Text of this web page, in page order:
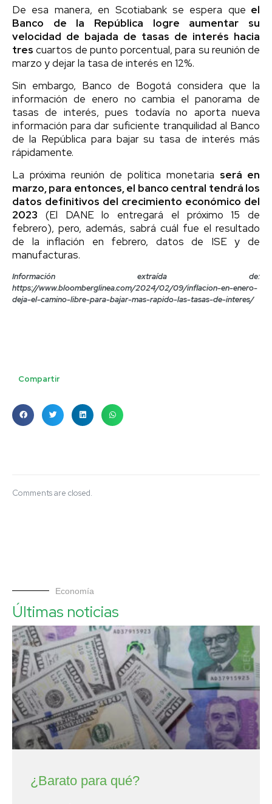
De esa manera, en Scotiabank se espera que el
Banco de la República logre aumentar su
velocidad de bajada de tasas de interés hacia
tres cuartos de punto porcentual, para su reunión de
marzo y dejar la tasa de interés en 12%.
Sin embargo, Banco de Bogotá considera que la
información de enero no cambia el panorama de
tasas de interés, pues todavía no aporta nueva
información para dar suficiente tranquilidad al Banco
de la República para bajar su tasa de interés más
rápidamente.
La próxima reunión de política monetaria será en
marzo, para entonces, el banco central tendrá los
datos definitivos del crecimiento económico del
2023 (El DANE lo entregará el próximo 15 de
febrero), pero, además, sabrá cuál fue el resultado
de la inflación en febrero, datos de ISE y de
manufacturas.
Información extraída de:
https://www.bloomberglinea.com/2024/02/09/inflacion-en-enero-
deja-el-camino-libre-para-bajar-mas-rapido-las-tasas-de-interes/
Compartir
Comments are closed.
Economía
Últimas noticias
¿Barato para qué?